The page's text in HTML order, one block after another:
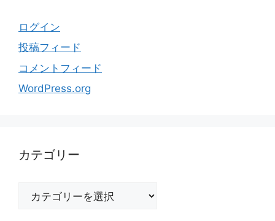
ログイン
投稿フィード
コメントフィード
WordPress.org
カテゴリー